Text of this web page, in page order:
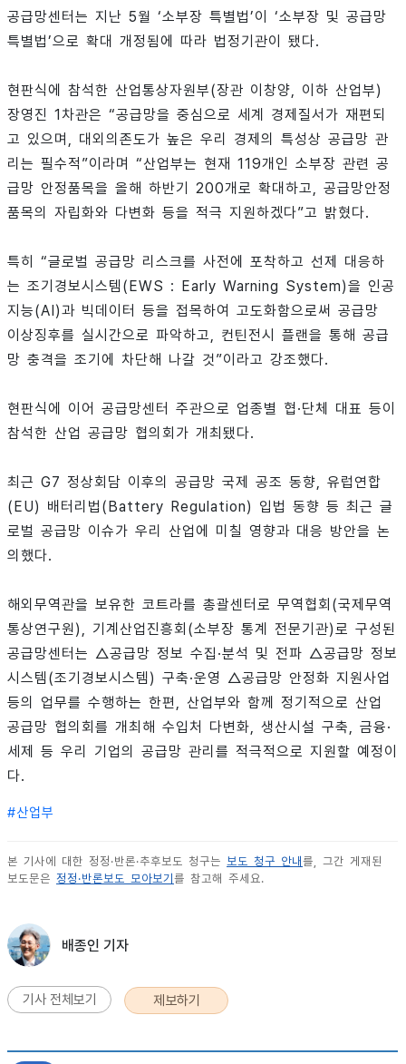
공급망센터는 지난 5월 ‘소부장 특별법’이 ‘소부장 및 공급망
특별법’으로 확대 개정됨에 따라 법정기관이 됐다.
현판식에 참석한 산업통상자원부(장관 이창양, 이하 산업부)
장영진 1차관은 “공급망을 중심으로 세계 경제질서가 재편되
고 있으며, 대외의존도가 높은 우리 경제의 특성상 공급망 관
리는 필수적”이라며 “산업부는 현재 119개인 소부장 관련 공
급망 안정품목을 올해 하반기 200개로 확대하고, 공급망안정
품목의 자립화와 다변화 등을 적극 지원하겠다”고 밝혔다.
특히 “글로벌 공급망 리스크를 사전에 포착하고 선제 대응하
는 조기경보시스템(EWS : Early Warning System)을 인공
지능(AI)과 빅데이터 등을 접목하여 고도화함으로써 공급망
이상징후를 실시간으로 파악하고, 컨틴전시 플랜을 통해 공급
망 충격을 조기에 차단해 나갈 것”이라고 강조했다.
현판식에 이어 공급망센터 주관으로 업종별 협·단체 대표 등이
참석한 산업 공급망 협의회가 개최됐다.
최근 G7 정상회담 이후의 공급망 국제 공조 동향, 유럽연합
(EU) 배터리법(Battery Regulation) 입법 동향 등 최근 글
로벌 공급망 이슈가 우리 산업에 미칠 영향과 대응 방안을 논
의했다.
해외무역관을 보유한 코트라를 총괄센터로 무역협회(국제무역
통상연구원), 기계산업진흥회(소부장 통계 전문기관)로 구성된
공급망센터는 △공급망 정보 수집·분석 및 전파 △공급망 정보
시스템(조기경보시스템) 구축·운영 △공급망 안정화 지원사업
등의 업무를 수행하는 한편, 산업부와 함께 정기적으로 산업
공급망 협의회를 개최해 수입처 다변화, 생산시설 구축, 금융·
세제 등 우리 기업의 공급망 관리를 적극적으로 지원할 예정이
다.
#산업부
본 기사에 대한 정정·반론·추후보도 청구는 보도 청구 안내 를, 그간 게재된
보도문은 정정·반론보도 모아보기 를 참고해 주세요.
배종인 기자
기사 전체보기 제보하기